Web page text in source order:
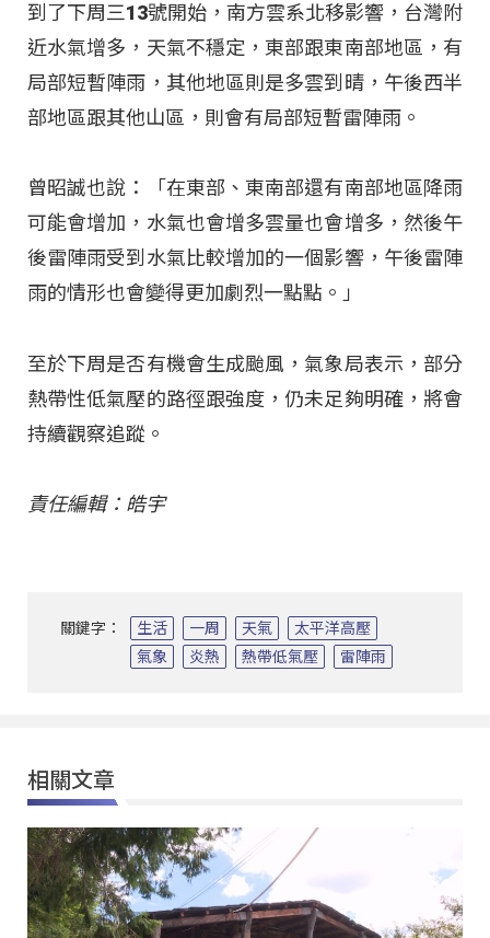
到了下周三13號開始，南方雲系北移影響，台灣附
近水氣增多，天氣不穩定，東部跟東南部地區，有
局部短暫陣雨，其他地區則是多雲到晴，午後西半
部地區跟其他山區，則會有局部短暫雷陣雨。
曾昭誠也說：「在東部、東南部還有南部地區降雨
可能會增加，水氣也會增多雲量也會增多，然後午
後雷陣雨受到水氣比較增加的一個影響，午後雷陣
雨的情形也會變得更加劇烈一點點。」
至於下周是否有機會生成颱風，氣象局表示，部分
熱帶性低氣壓的路徑跟強度，仍未足夠明確，將會
持續觀察追蹤。
責任編輯：皓宇
關鍵字： 生活 一周 天氣
太平洋高壓
氣象
炎熱 熱帶低氣壓 雷陣雨
相關文章